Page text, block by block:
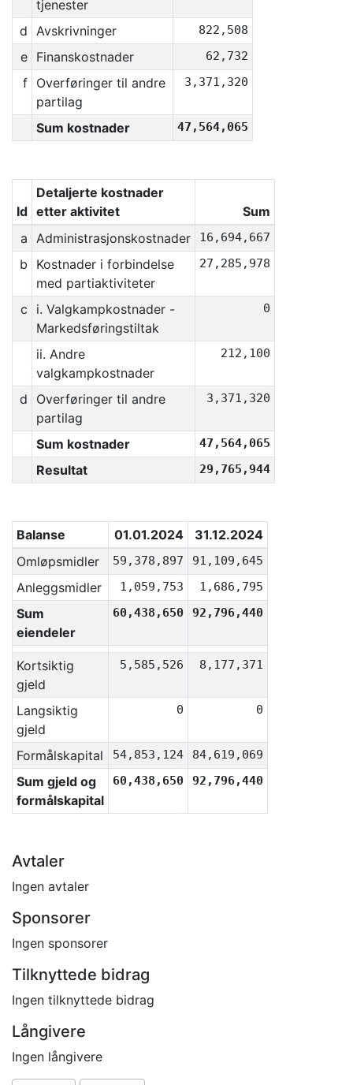
tjenester
d Avskrivninger 822,508
e Finanskostnader 62,732
f Overføringer til andre
partilag
3,371,320
Sum kostnader 47,564,065
Id
Detaljerte kostnader
etter aktivitet
Sum
a Administrasjonskostnader 16,694,667
b
Kostnader i forbindelse
med partiaktiviteter
27,285,978
c
i. Valgkampkostnader -
Markedsføringstiltak
0
ii. Andre
valgkampkostnader
212,100
d
Overføringer til andre
partilag
3,371,320
Sum kostnader 47,564,065
Resultat 29,765,944
Balanse 01.01.2024
31.12.2024
Omløpsmidler
59,378,897 91,109,645
Anleggsmidler 1,059,753 1,686,795
Sum
eiendeler
60,438,650 92,796,440
Kortsiktig
gjeld
5,585,526 8,177,371
Langsiktig
gjeld
0 0
Formålskapital 54,853,124 84,619,069
Sum gjeld og
formålskapital
60,438,650 92,796,440
Avtaler
Ingen avtaler
Sponsorer
Ingen sponsorer
Tilknyttede bidrag
Ingen tilknyttede bidrag
Långivere
Ingen långivere